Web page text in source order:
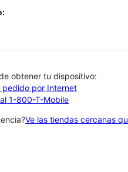
obtener tu dispositivo:
pedido por Internet
1-800-T-Mobile
Ve las tiendas cercanas